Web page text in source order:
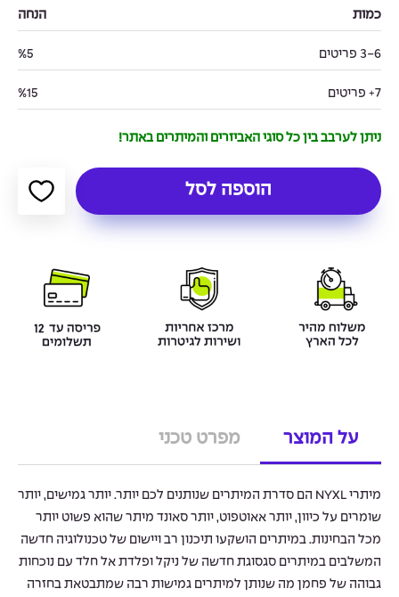
כמות הנחה
3-6 פריטים %5
7+ פריטים %15
ניתן לערבב בין כל סוגי האביזרים והמיתרים באתר!
הוספה לסל
על המוצר מפרט טכני
מיתרי NYXL הם סדרת המיתרים שנותנים לכם יותר. יותר גמישים, יותר
שומרים על כיוון, יותר אאוטפוט, יותר סאונד מיתר שהוא פשוט יותר
מכל הבחינות. במיתרים הושקעו תיכנון רב ויישום של טכנולוגיה חדשה
המשלבים במיתרים סגסוגת חדשה של ניקל ופלדת אל חלד עם נוכחות
גבוהה של פחמן מה שנותן למיתרים גמישות רבה שמתבטאת בחזרה